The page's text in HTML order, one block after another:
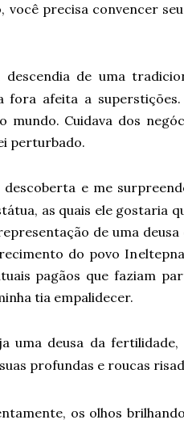
você precisa convencer
de uma
fora afeita a
mundo. Cuidava dos
perturbado.
e me
as quais ele gostaria
de uma
do povo
pagãos que faziam
tia empalidecer.
uma deusa da fertilidade,
profundas e roucas
os olhos